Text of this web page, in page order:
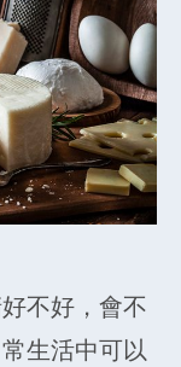
不好，會不
生活中可以